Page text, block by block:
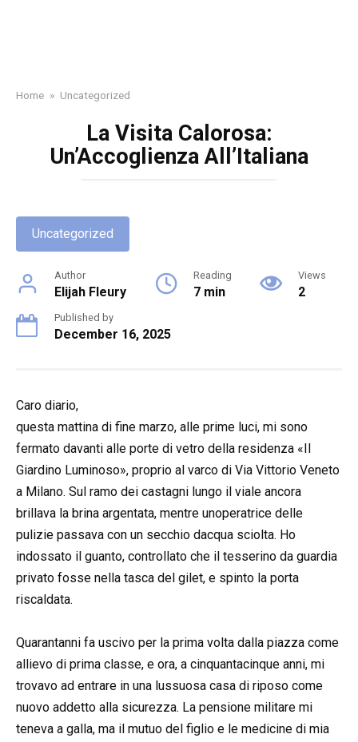
Home » Uncategorized
La Visita Calorosa:
Un’Accoglienza All’Italiana
Uncategorized
Author
Elijah Fleury
Reading
7 min
Views
2
Published by
December 16, 2025
Caro diario,
questa mattina di fine marzo, alle prime luci, mi sono
fermato davanti alle porte di vetro della residenza «Il
Giardino Luminoso», proprio al varco di Via Vittorio Veneto
a Milano. Sul ramo dei castagni lungo il viale ancora
brillava la brina argentata, mentre unoperatrice delle
pulizie passava con un secchio dacqua sciolta. Ho
indossato il guanto, controllato che il tesserino da guardia
privato fosse nella tasca del gilet, e spinto la porta
riscaldata.
Quarantanni fa uscivo per la prima volta dalla piazza come
allievo di prima classe, e ora, a cinquantacinque anni, mi
trovavo ad entrare in una lussuosa casa di riposo come
nuovo addetto alla sicurezza. La pensione militare mi
teneva a galla, ma il mutuo del figlio e le medicine di mia